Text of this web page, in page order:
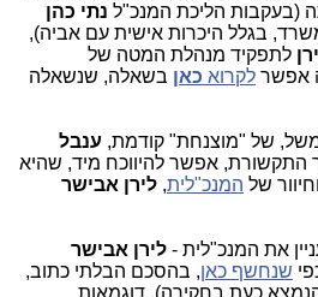
(בעקבות הליכת המנכ"ל נתי כהן
בגלל היכרות אישית עם אביה),
לתפקיד מנהלת המטה של
אפשר לקרוא כאן בשאלה, שנשאלה
של "מוצנחת" קודמת, ענבל
התקשורת, אפשר להיווכח מיד, שהיא
של המנכ"לית, לירן אבישר
את המנכ"לית - לירן אבישר
שנחשף כאן, בהסכם הבלתי כתוב,
כעת בחקירה). דוגמאות